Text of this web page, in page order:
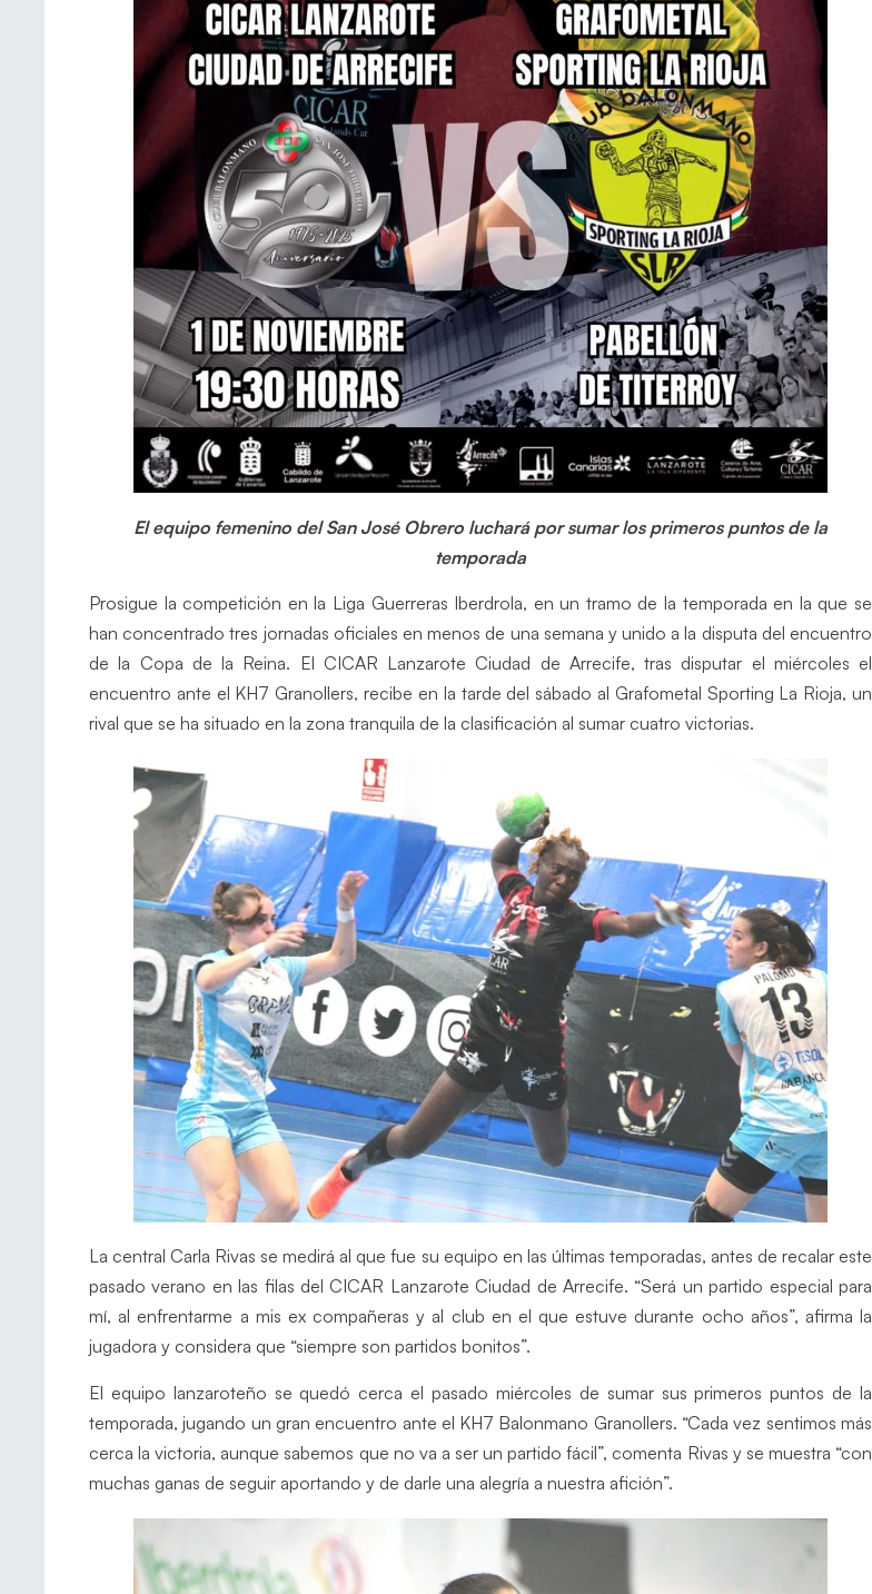
El equipo femenino del San José Obrero luchará por sumar los primeros puntos de la
temporada
Prosigue la competición en la Liga Guerreras Iberdrola, en un tramo de la temporada en la que se
han concentrado tres jornadas oficiales en menos de una semana y unido a la disputa del encuentro
de la Copa de la Reina. El CICAR Lanzarote Ciudad de Arrecife, tras disputar el miércoles el
encuentro ante el KH7 Granollers, recibe en la tarde del sábado al Grafometal Sporting La Rioja, un
rival que se ha situado en la zona tranquila de la clasificación al sumar cuatro victorias.
La central Carla Rivas se medirá al que fue su equipo en las últimas temporadas, antes de recalar este
pasado verano en las filas del CICAR Lanzarote Ciudad de Arrecife. “Será un partido especial para
mí, al enfrentarme a mis ex compañeras y al club en el que estuve durante ocho años”, afirma la
jugadora y considera que “siempre son partidos bonitos”.
El equipo lanzaroteño se quedó cerca el pasado miércoles de sumar sus primeros puntos de la
temporada, jugando un gran encuentro ante el KH7 Balonmano Granollers. “Cada vez sentimos más
cerca la victoria, aunque sabemos que no va a ser un partido fácil”, comenta Rivas y se muestra “con
muchas ganas de seguir aportando y de darle una alegría a nuestra afición”.